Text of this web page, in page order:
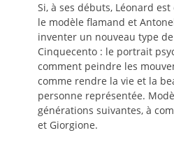
Si, à ses débuts, Léonard
le modèle flamand et
inventer un nouveau type
Cinquecento : le portrait
comment peindre les
comme rendre la vie et la
personne représentée.
générations suivantes, à
et Giorgione.